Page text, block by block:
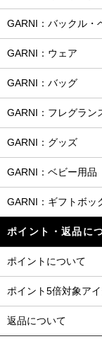
GARNI：バックル・
GARNI：ウェア
GARNI：バッグ
GARNI：フレグラン
GARNI：グッズ
GARNI：ベビー用品
GARNI：ギフトボッ
ポイント・返品に
ポイントについて
ポイント5倍対象ア
返品について